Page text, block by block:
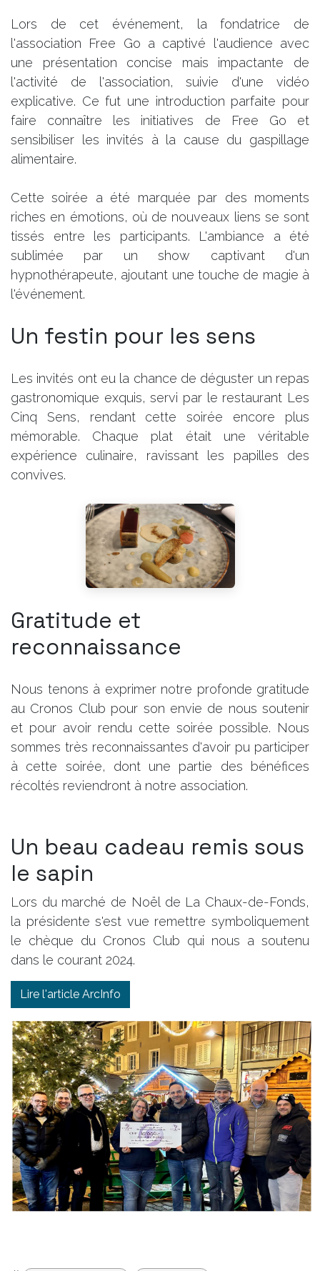
Lors de cet événement, la fondatrice de
l'association Free Go a captivé l'audience avec
une présentation concise mais impactante de
l'activité de l'association, suivie d'une vidéo
explicative. Ce fut une introduction parfaite pour
faire connaître les initiatives de Free Go et
sensibiliser les invités à la cause du gaspillage
alimentaire.
Cette soirée a été marquée par des moments
riches en émotions, où de nouveaux liens se sont
tissés entre les participants. L'ambiance a été
sublimée par un show captivant d'un
hypnothérapeute, ajoutant une touche de magie à
l'événement.
Un festin pour les sens
Les invités ont eu la chance de déguster un repas
gastronomique exquis, servi par le restaurant Les
Cinq Sens, rendant cette soirée encore plus
mémorable. Chaque plat était une véritable
expérience culinaire, ravissant les papilles des
convives.
Gratitude et
reconnaissance
Nous tenons à exprimer notre profonde gratitude
au Cronos Club pour son envie de nous soutenir
et pour avoir rendu cette soirée possible. Nous
sommes très reconnaissantes d'avoir pu participer
à cette soirée, dont une partie des bénéfices
récoltés reviendront à notre association.
Un beau cadeau remis sous
le sapin
Lors du marché de Noël de La Chaux-de-Fonds,
la présidente s'est vue remettre symboliquement
le chèque du Cronos Club qui nous a soutenu
dans le courant 2024.
Lire l'article ArcInfo